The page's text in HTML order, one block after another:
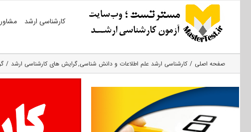
کارشناسی ارشد
صفحه اصلی کارشناسی ارشد علم اطلاعات و دانش شناسی گرایش های کارشناسی ارشد